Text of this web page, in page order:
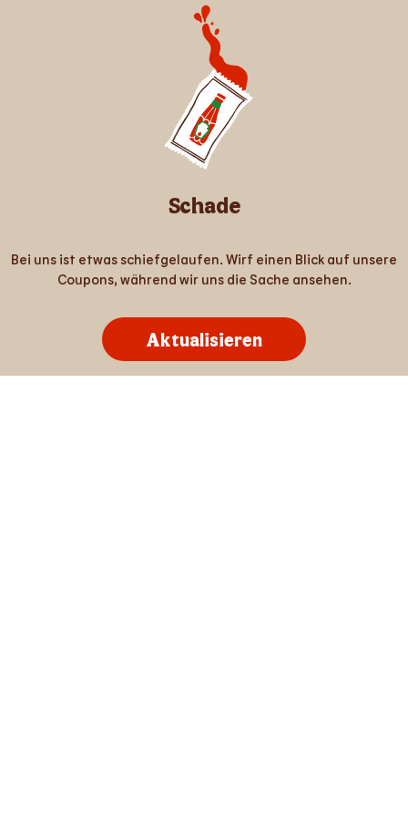
Schade
Bei uns ist etwas schiefgelaufen. Wirf einen Blick auf unsere
Coupons, während wir uns die Sache ansehen.
Aktualisieren